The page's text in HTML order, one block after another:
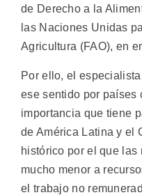
de Derecho a la
las Naciones Unidas
Agricultura (FAO), en
Por ello, el
ese sentido por países
importancia que tiene
de América Latina y el
histórico por el que las
mucho menor a
el trabajo no